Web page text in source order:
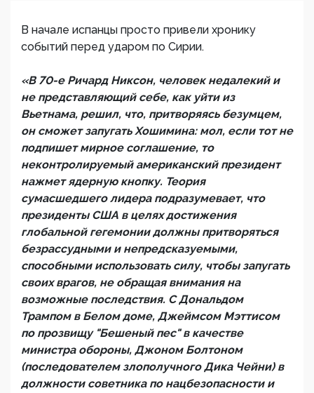
В начале испанцы просто привели хронику
событий перед ударом по Сирии.
«В 70-е Ричард Никсон, человек недалекий и
не представляющий себе, как уйти из
Вьетнама, решил, что, притворяясь безумцем,
он сможет запугать Хошимина: мол, если тот не
подпишет мирное соглашение, то
неконтролируемый американский президент
нажмет ядерную кнопку. Теория
сумасшедшего лидера подразумевает, что
президенты США в целях достижения
глобальной гегемонии должны притворяться
безрассудными и непредсказуемыми,
способными использовать силу, чтобы запугать
своих врагов, не обращая внимания на
возможные последствия. С Дональдом
Трампом в Белом доме, Джеймсом Мэттисом
по прозвищу "Бешеный пес" в качестве
министра обороны, Джоном Болтоном
(последователем злополучного Дика Чейни) в
должности советника по нацбезопасности и